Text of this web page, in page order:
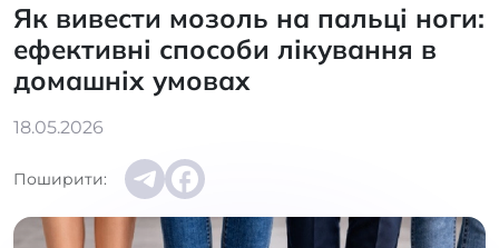
Як вивести мозоль на пальці ноги:
ефективні способи лікування в
домашніх умовах
18.05.2026
Поширити: